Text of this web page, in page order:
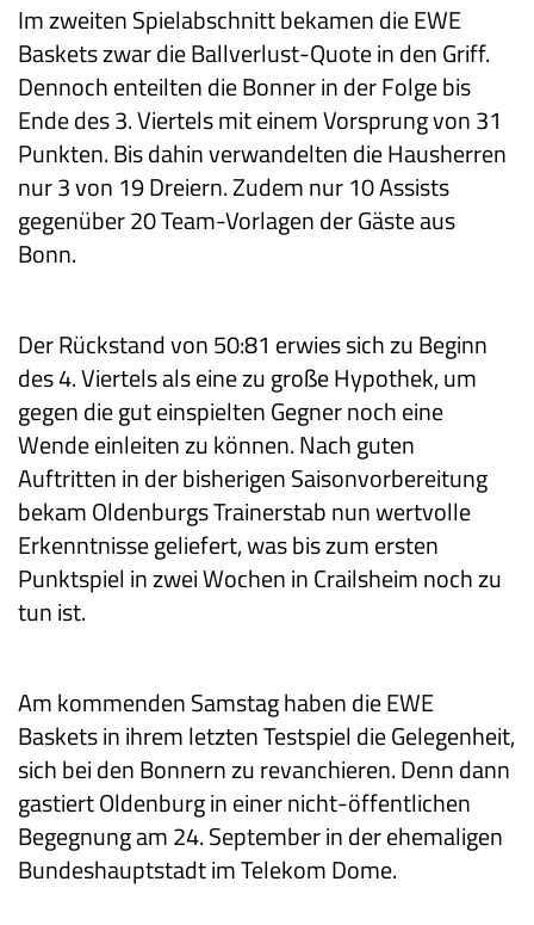
Im zweiten Spielabschnitt bekamen die EWE
Baskets zwar die Ballverlust-Quote in den Griff.
Dennoch enteilten die Bonner in der Folge bis
Ende des 3. Viertels mit einem Vorsprung von 31
Punkten. Bis dahin verwandelten die Hausherren
nur 3 von 19 Dreiern. Zudem nur 10 Assists
gegenüber 20 Team-Vorlagen der Gäste aus
Bonn.
Der Rückstand von 50:81 erwies sich zu Beginn
des 4. Viertels als eine zu große Hypothek, um
gegen die gut einspielten Gegner noch eine
Wende einleiten zu können. Nach guten
Auftritten in der bisherigen Saisonvorbereitung
bekam Oldenburgs Trainerstab nun wertvolle
Erkenntnisse geliefert, was bis zum ersten
Punktspiel in zwei Wochen in Crailsheim noch zu
tun ist.
Am kommenden Samstag haben die EWE
Baskets in ihrem letzten Testspiel die Gelegenheit,
sich bei den Bonnern zu revanchieren. Denn dann
gastiert Oldenburg in einer nicht-öffentlichen
Begegnung am 24. September in der ehemaligen
Bundeshauptstadt im Telekom Dome.